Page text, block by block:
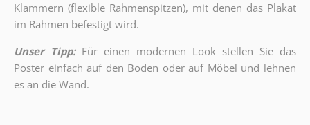
Klammern (flexible Rahmenspitzen), mit denen das Plakat
im Rahmen befestigt wird.
Unser Tipp: Für einen modernen Look stellen Sie das
Poster einfach auf den Boden oder auf Möbel und lehnen
es an die Wand.